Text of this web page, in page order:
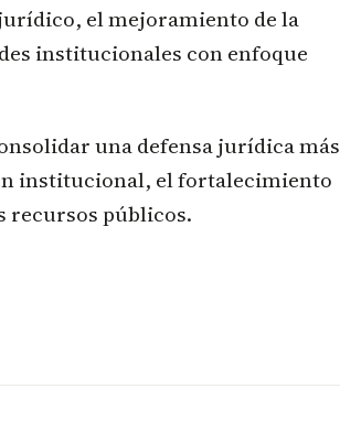
el mejoramiento de la
institucionales con enfoque
una defensa jurídica más
institucional, el fortalecimiento
recursos públicos.